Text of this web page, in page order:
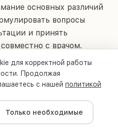
основных различий
вопросы
и принять
с врачом.
вы идете к
для корректной работы
Продолжая
с нашей политикой
Только необходимые